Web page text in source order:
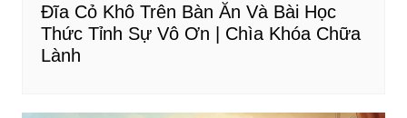
Đĩa Cỏ Khô Trên Bàn Ăn Và Bài Học
Thức Tỉnh Sự Vô Ơn | Chìa Khóa Chữa
Lành